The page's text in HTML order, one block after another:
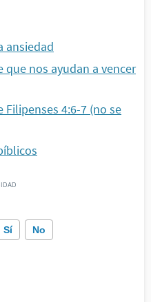
ansiedad
que nos ayudan a vencer
Filipenses 4:6-7 (no se
Sí No
incorrecta